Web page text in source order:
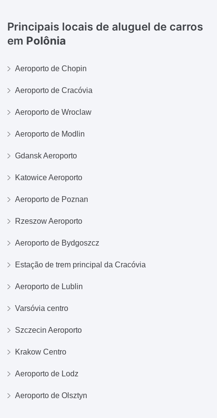
Principais locais de aluguel de carros
em Polônia
Aeroporto de Chopin
Aeroporto de Cracóvia
Aeroporto de Wroclaw
Aeroporto de Modlin
Gdansk Aeroporto
Katowice Aeroporto
Aeroporto de Poznan
Rzeszow Aeroporto
Aeroporto de Bydgoszcz
Estação de trem principal da Cracóvia
Aeroporto de Lublin
Varsóvia centro
Szczecin Aeroporto
Krakow Centro
Aeroporto de Lodz
Aeroporto de Olsztyn